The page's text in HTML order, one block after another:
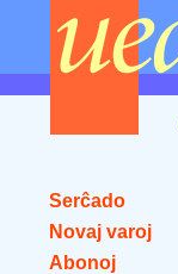
Serĉado
Novaj varoj
Abonoj